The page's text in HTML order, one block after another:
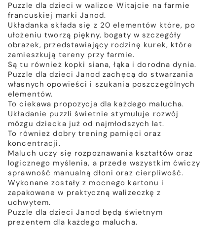
Puzzle dla dzieci w walizce Witajcie na farmie
francuskiej marki Janod.
Układanka składa się z 20 elementów które, po
ułożeniu tworzą piękny, bogaty w szczegóły
obrazek, przedstawiający rodzinę kurek, które
zamieszkują tereny przy farmie.
Są tu również kopki siana, łąka i dorodna dynia.
Puzzle dla dzieci Janod zachęcą do stwarzania
własnych opowieści i szukania poszczególnych
elementów.
To ciekawa propozycja dla każdego malucha.
Układanie puzzli świetnie stymuluje rozwój
mózgu dziecka już od najmłodszych lat.
To również dobry trening pamięci oraz
koncentracji.
Maluch uczy się rozpoznawania kształtów oraz
logicznego myślenia, a przede wszystkim ćwiczy
sprawność manualną dłoni oraz cierpliwość.
Wykonane zostały z mocnego kartonu i
zapakowane w praktyczną walizeczkę z
uchwytem.
Puzzle dla dzieci Janod będą świetnym
prezentem dla każdego malucha.